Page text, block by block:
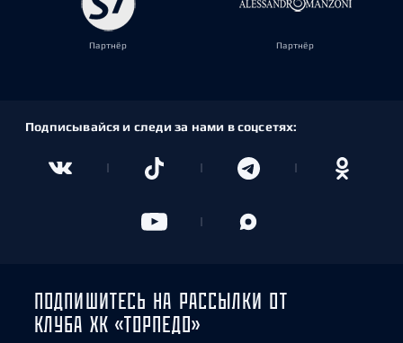
Партнёр Партнёр
Подписывайся и следи за нами в соцсетях:
ПОДПИШИТЕСЬ НА РАССЫЛКИ ОТ
КЛУБА ХК «ТОРПЕДО»